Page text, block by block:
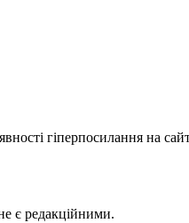
гіперпосилання на
є редакційними.